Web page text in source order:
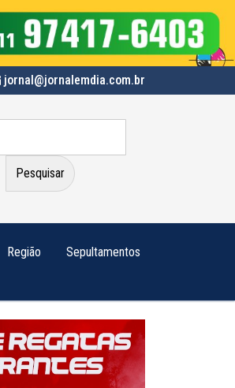
jornal@jornalemdia.com.br
Região Sepultamentos